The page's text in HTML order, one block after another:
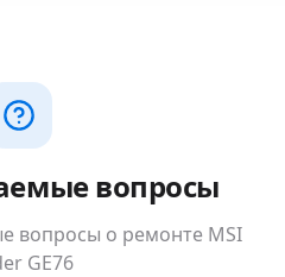
вопросы
вопросы о ремонте MSI
GE76